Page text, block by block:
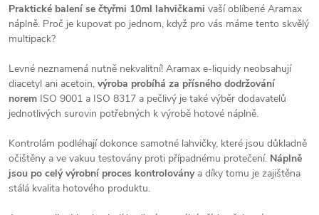
Praktické balení se čtyřmi 10ml lahvičkami vaší oblíbené Aramax
náplně. Proč je kupovat po jednom, když pro vás máme tento skvělý
multipack?
Levné neznamená nutně nekvalitní! Aramax e-liquidy neobsahují
diacetyl ani acetoin, výroba probíhá za přísného dodržování
norem ISO 9001 a ISO 8317 a pečlivý je také výběr dodavatelů
jednotlivých surovin potřebných k výrobě hotové náplně.
Kontrolám podléhají dokonce samotné lahvičky, které jsou důkladně
očištěny a ve vakuu testovány proti případnému protečení. Náplně
jsou po celý výrobní proces kontroloványa díky tomu je zajištěna
stálá kvalita hotového produktu.